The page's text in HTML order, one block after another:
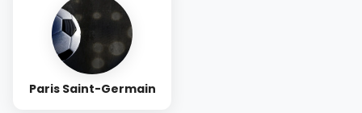
Paris Saint-Germain